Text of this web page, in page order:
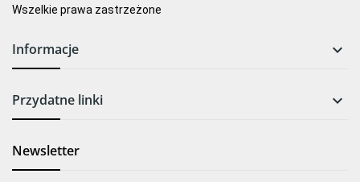
Wszelkie prawa zastrzeżone
Informacje 
Przydatne linki 
Newsletter